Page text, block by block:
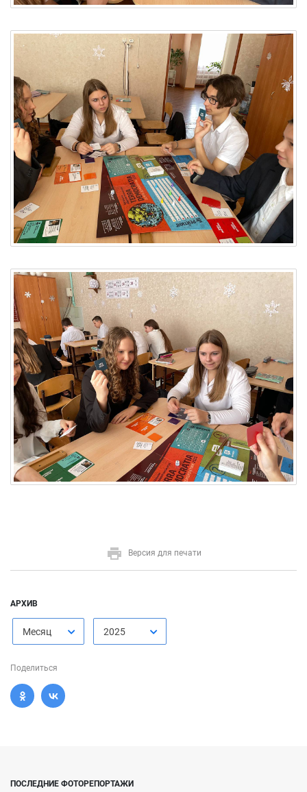
Версия для печати
АРХИВ
Месяц 2025
Поделиться
ПОСЛЕДНИЕ ФОТОРЕПОРТАЖИ